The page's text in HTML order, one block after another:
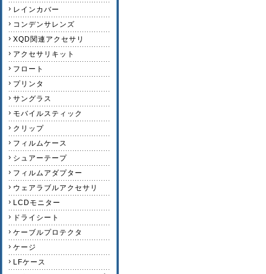
レインカバー
コンデンサレンズ
XQD関連アクセサリ
アクセサリキット
フロート
プリンタ
サングラス
モバイルスティック
クリップ
フィルムケース
シュアーテープ
フィルムアダプター
ウェアラブルアクセサリ
LCDモニター
ドライシート
ケーブルプロテクタ
ケージ
LFケース